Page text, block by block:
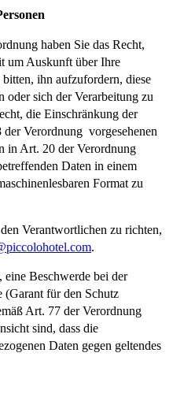
haben Sie das Recht,
um Auskunft über Ihre
ihn aufzufordern, diese
oder sich der Verarbeitung zu
die Einschränkung der
Verordnung vorgesehenen
in Art. 20 der Verordnung
Daten in einem
Format zu
Verantwortlichen zu richten,
.
eine Beschwerde bei der
(Garant für den Schutz
Art. 77 der Verordnung
sind, dass die
Daten gegen geltendes